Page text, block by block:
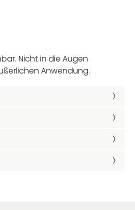
Nicht in die Augen
Anwendung.